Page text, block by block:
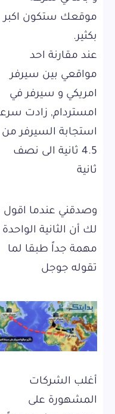
موقعك ستكون اكبر
بكثير.
عند مقارنة احد
مواقعي بين سيرفر
امريكي و سيرفر في
امستردام, زادت
استجابة السيرفر من
4.5 ثانية الى نصف
ثانية
وصدقني عندما اقول
لك أن الثانية الواحدة
مهمة جداً طبقا لما
تقوله جوجل
أغلب الشركات
المشهورة على